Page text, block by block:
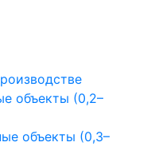
объекты (0,2–
объекты (0,3–